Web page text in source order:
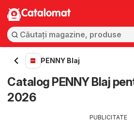
Catalomat
PENNY Blaj
Catalog PENNY Blaj
2026
PUBLICITATE